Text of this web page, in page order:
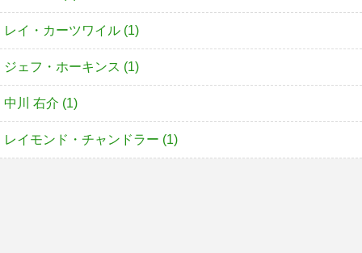
レイ・カーツワイル (1)
ジェフ・ホーキンス (1)
中川 右介 (1)
レイモンド・チャンドラー (1)